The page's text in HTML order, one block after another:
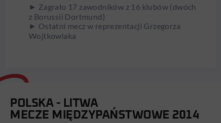
► Zagrało 17 zawodników z 16 klubów (dwóch
z Borussii Dortmund)
► Ostatni mecz w reprezentacji Grzegorza
Wojtkowiaka
POLSKA - LITWA
MECZE MIĘDZYPAŃSTWOWE 2014